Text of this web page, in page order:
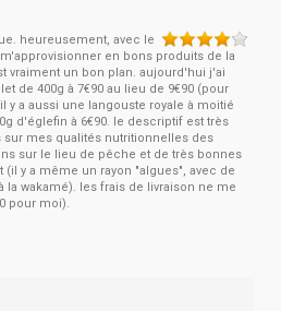
heureusement, avec le
en bons produits de la
vraiment un bon plan. aujourd'hui j'ai
de 400g à 7€90 au lieu de 9€90 (pour
a aussi une langouste royale à moitié
d'églefin à 6€90. le descriptif est très
mes qualités nutritionnelles des
sur le lieu de pêche et de très bonnes
y a même un rayon "algues", avec de
la wakamé). les frais de livraison ne me
pour moi).